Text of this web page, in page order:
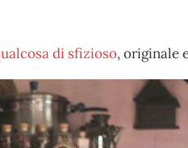
di sfizioso, originale